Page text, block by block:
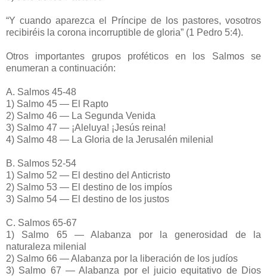
“Y cuando aparezca el Príncipe de los pastores, vosotros
recibiréis la corona incorruptible de gloria” (1 Pedro 5:4).
Otros importantes grupos proféticos en los Salmos se
enumeran a continuación:
A. Salmos 45-48
1) Salmo 45 — El Rapto
2) Salmo 46 — La Segunda Venida
3) Salmo 47 — ¡Aleluya! ¡Jesús reina!
4) Salmo 48 — La Gloria de la Jerusalén milenial
B. Salmos 52-54
1) Salmo 52 — El destino del Anticristo
2) Salmo 53 — El destino de los impíos
3) Salmo 54 — El destino de los justos
C. Salmos 65-67
1) Salmo 65 — Alabanza por la generosidad de la
naturaleza milenial
2) Salmo 66 — Alabanza por la liberación de los judíos
3) Salmo 67 — Alabanza por el juicio equitativo de Dios